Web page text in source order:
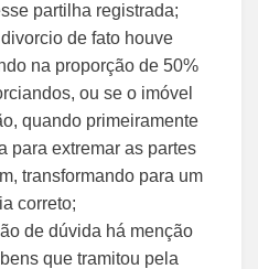
partilha registrada;
de fato houve
na proporção de 50%
ou se o imóvel
quando primeiramente
para extremar as partes
transformando para um
correto;
de dúvida há menção
que tramitou pela